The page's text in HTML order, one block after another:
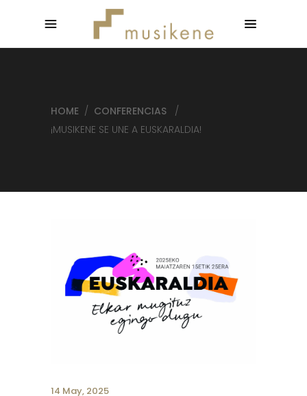
HOME / CONFERENCIAS
/
¡MUSIKENE SE UNE A EUSKARALDIA!
14 May, 2025